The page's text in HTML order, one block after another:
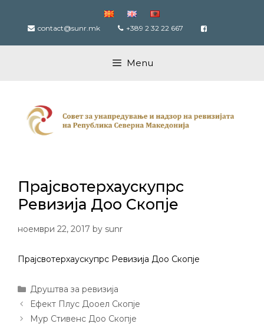
content contact@sunr.mk +389 2 32 22 667
Menu
Прајсвотерхаускупрс
Ревизија Доо Скопје
ноември 22, 2017 by sunr
Прајсвотерхаускупрс Ревизија Доо Скопје
Categories
Друштва за ревизија
Post
navigation
Ефект Плус Дооел Скопје
Мур Стивенс Доо Скопје